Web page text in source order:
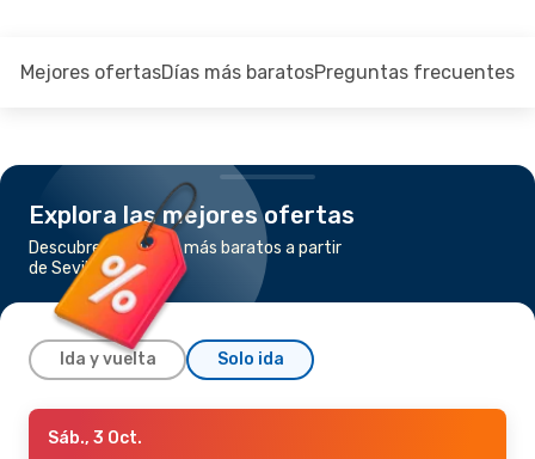
Mejores ofertasDías más baratosPreguntas frecuentes
Explora las mejores ofertas
Descubre los vuelos más baratos a partir
de Sevilla a Oporto
Ida y vuelta Solo ida
Sáb., 5 Sep.
Sáb., 3 Oct.